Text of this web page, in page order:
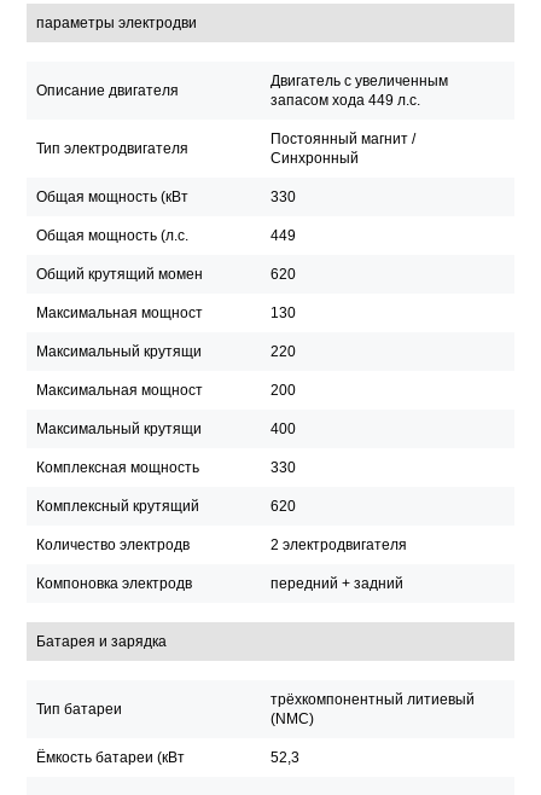
параметры электродви
Описание двигателя
Двигатель с увеличенным
запасом хода 449 л.с.
Тип электродвигателя
Постоянный магнит /
Синхронный
Общая мощность (кВт 330
Общая мощность (л.с. 449
Общий крутящий момен 620
Максимальная мощност 130
Максимальный крутящи 220
Максимальная мощност 200
Максимальный крутящи 400
Комплексная мощность 330
Комплексный крутящий 620
Количество электродв 2 электродвигателя
Компоновка электродв передний + задний
Батарея и зарядка
Тип батареи
трёхкомпонентный литиевый
(NMC)
Ёмкость батареи (кВт 52,3